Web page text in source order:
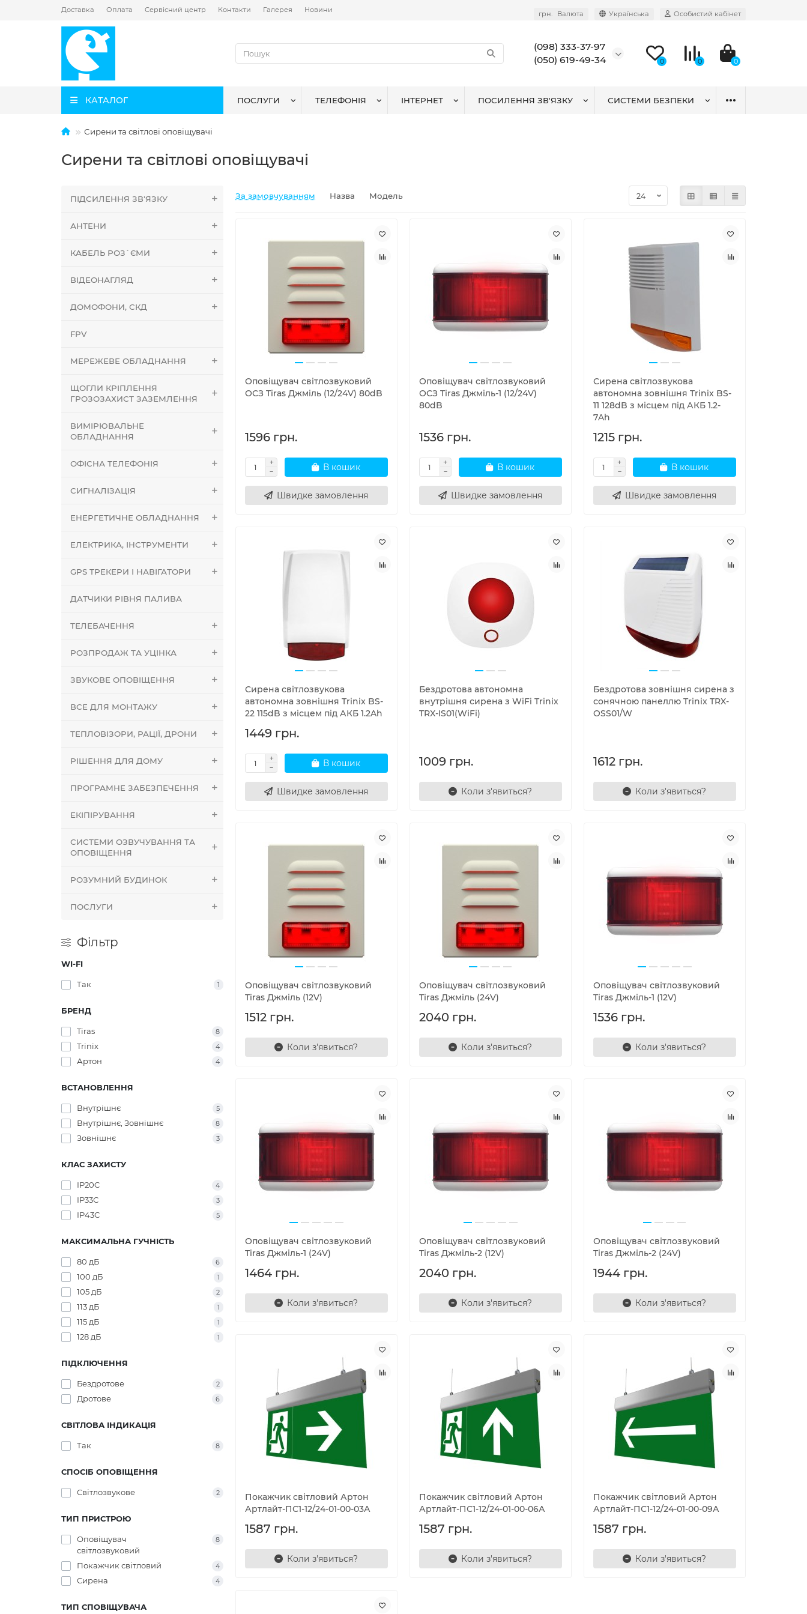
Доставка Оплата Сервісний центр Контакти Галерея Новини грн. Валюта Українська Особистий кабінет
(098) 333-37-97
(050) 619-49-34
0 0 0
КАТАЛОГ ПОСЛУГИ ТЕЛЕФОНІЯ ІНТЕРНЕТ ПОСИЛЕННЯ ЗВ'ЯЗКУ СИСТЕМИ БЕЗПЕКИ
Сирени та світлові оповіщувачі
Сирени та світлові оповіщувачі
ПІДСИЛЕННЯ ЗВ'ЯЗКУ
АНТЕНИ
КАБЕЛЬ РОЗ`ЄМИ
ВІДЕОНАГЛЯД
ДОМОФОНИ, СКД
FPV
МЕРЕЖЕВЕ ОБЛАДНАННЯ
ЩОГЛИ КРІПЛЕННЯ
ГРОЗОЗАХИСТ ЗАЗЕМЛЕННЯ
ВИМІРЮВАЛЬНЕ
ОБЛАДНАННЯ
ОФІСНА ТЕЛЕФОНІЯ
СИГНАЛІЗАЦІЯ
ЕНЕРГЕТИЧНЕ ОБЛАДНАННЯ
ЕЛЕКТРИКА, ІНСТРУМЕНТИ
GPS ТРЕКЕРИ І НАВІГАТОРИ
ДАТЧИКИ РІВНЯ ПАЛИВА
ТЕЛЕБАЧЕННЯ
РОЗПРОДАЖ ТА УЦІНКА
ЗВУКОВЕ ОПОВІЩЕННЯ
ВСЕ ДЛЯ МОНТАЖУ
ТЕПЛОВІЗОРИ, РАЦІЇ, ДРОНИ
РІШЕННЯ ДЛЯ ДОМУ
ПРОГРАМНЕ ЗАБЕЗПЕЧЕННЯ
ЕКІПІРУВАННЯ
СИСТЕМИ ОЗВУЧУВАННЯ ТА
ОПОВІЩЕННЯ
РОЗУМНИЙ БУДИНОК
ПОСЛУГИ
Фільтр
WI-FI
Так 1
БРЕНД
Tiras 8
Trinix 4
Артон 4
ВСТАНОВЛЕННЯ
Внутрішнє 5
Внутрішнє, Зовнішнє 8
Зовнішнє 3
КЛАС ЗАХИСТУ
IP20C 4
IP33С 3
IP43С 5
МАКСИМАЛЬНА ГУЧНІСТЬ
80 дБ 6
100 дБ 1
105 дБ 2
113 дБ 1
115 дБ 1
128 дБ 1
ПІДКЛЮЧЕННЯ
Бездротове 2
Дротове 6
СВІТЛОВА ІНДИКАЦІЯ
Так 8
СПОСІБ ОПОВІЩЕННЯ
Світлозвукове 2
ТИП ПРИСТРОЮ
Оповіщувач
світлозвуковий
8
Покажчик світловий 4
Сирена 4
ТИП СПОВІЩУВАЧА
За замовчуванням Назва Модель
Оповіщувач світлозвуковий
ОСЗ Tiras Джміль (12/24V) 80dB
1596 грн.
В кошик
Швидке замовлення
Оповіщувач світлозвуковий
ОСЗ Tiras Джміль-1 (12/24V)
80dB
1536 грн.
В кошик
Швидке замовлення
Сирена світлозвукова
автономна зовнішня Trinix BS-
11 128dB з місцем під АКБ 1.2-
7Ah
1215 грн.
В кошик
Швидке замовлення
Сирена світлозвукова
автономна зовнішня Trinix BS-
22 115dB з місцем під АКБ 1.2Ah
1449 грн.
В кошик
Швидке замовлення
Бездротова автономна
внутрішня сирена з WiFi Trinix
TRX-IS01(WiFi)
1009 грн.
Коли з'явиться?
Бездротова зовнішня сирена з
сонячною панеллю Trinix TRX-
OSS01/W
1612 грн.
Коли з'явиться?
Оповіщувач світлозвуковий
Tiras Джміль (12V)
1512 грн.
Коли з'явиться?
Оповіщувач світлозвуковий
Tiras Джміль (24V)
2040 грн.
Коли з'явиться?
Оповіщувач світлозвуковий
Tiras Джміль-1 (12V)
1536 грн.
Коли з'явиться?
Оповіщувач світлозвуковий
Tiras Джміль-1 (24V)
1464 грн.
Коли з'явиться?
Оповіщувач світлозвуковий
Tiras Джміль-2 (12V)
2040 грн.
Коли з'явиться?
Оповіщувач світлозвуковий
Tiras Джміль-2 (24V)
1944 грн.
Коли з'явиться?
Покажчик світловий Артон
Артлайт-ПС1-12/24-01-00-03А
1587 грн.
Коли з'явиться?
Покажчик світловий Артон
Артлайт-ПС1-12/24-01-00-06А
1587 грн.
Коли з'явиться?
Покажчик світловий Артон
Артлайт-ПС1-12/24-01-00-09А
1587 грн.
Коли з'явиться?